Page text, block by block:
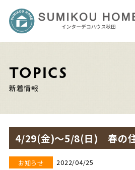
TOPICS
新着情報
4/29(金)～5/8(日) 春の住
お知らせ 2022/04/25